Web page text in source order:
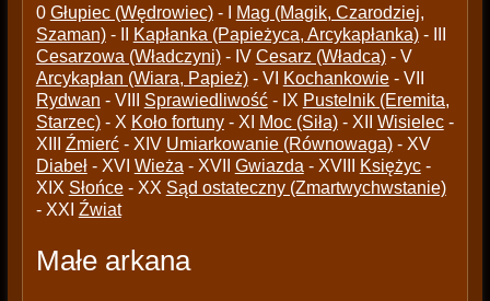
0 Głupiec (Wędrowiec)- I
Mag (Magik, Czarodziej,
Szaman)- II Kapłanka (Papieżyca, Arcykapłanka)- III
Cesarzowa (Władczyni)- IV Cesarz (Władca)- V
Arcykapłan (Wiara, Papież)- VI Kochankowie- VII
Rydwan - VIII Sprawiedliwość- IX Pustelnik (Eremita,
Starzec)- X Koło fortuny- XI Moc (Siła)- XII Wisielec-
XIII Źmierć- XIV Umiarkowanie (Równowaga)- XV
Diabeł- XVI Wieża - XVII Gwiazda - XVIII Księżyc-
XIX Słońce- XX Sąd ostateczny (Zmartwychwstanie)
- XXI Źwiat
Małe arkana